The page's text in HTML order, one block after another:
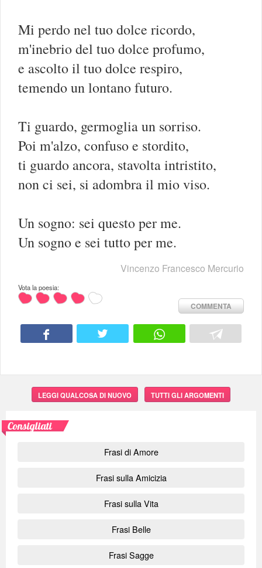
Mi perdo nel tuo dolce ricordo,
m'inebrio del tuo dolce profumo,
e ascolto il tuo dolce respiro,
temendo un lontano futuro.
Ti guardo, germoglia un sorriso.
Poi m'alzo, confuso e stordito,
ti guardo ancora, stavolta intristito,
non ci sei, si adombra il mio viso.
Un sogno: sei questo per me.
Un sogno e sei tutto per me.
Vincenzo Francesco Mercurio
Vota la poesia:
COMMENTA
LEGGI QUALCOSA DI NUOVO TUTTI GLI ARGOMENTI
Consigliati
Frasi di Amore
Frasi sulla Amicizia
Frasi sulla Vita
Frasi Belle
Frasi Sagge